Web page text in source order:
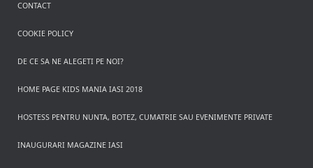
CONTACT
COOKIE POLICY
DE CE SA NE ALEGETI PE NOI?
HOME PAGE KIDS MANIA IASI 2018
HOSTESS PENTRU NUNTA, BOTEZ, CUMATRIE SAU EVENIMENTE PRIVATE
INAUGURARI MAGAZINE IASI